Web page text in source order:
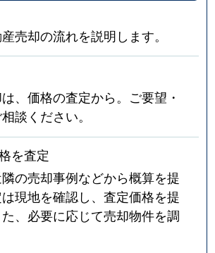
売却の流れを説明します。
、価格の査定から。ご要望・
談ください。
を査定
の売却事例などから概算を提
現地を確認し、査定価格を提
、必要に応じて売却物件を調